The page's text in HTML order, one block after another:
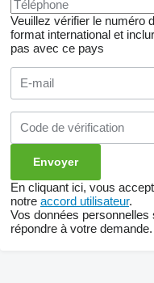
Veuillez vérifier le numéro
format international et
pas avec ce pays
En cliquant ici, vous
notre accord utilisateur.
Vos données
répondre à votre demande.